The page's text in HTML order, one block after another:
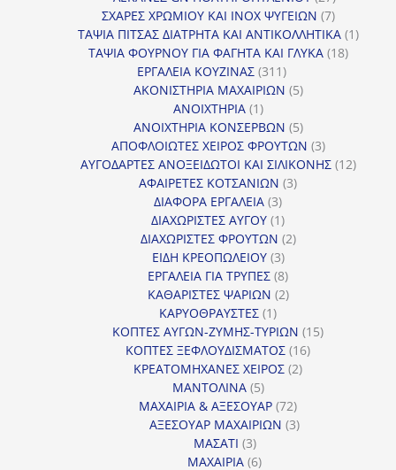
προϊόντα
ΣΧΑΡΕΣ ΧΡΩΜΙΟΥ ΚΑΙ INOX ΨΥΓΕΙΩΝ 77
προϊόντα
ΤΑΨΙΑ ΠΙΤΣΑΣ ΔΙΑΤΡΗΤΑ ΚΑΙ ΑΝΤΙΚΟΛΛΗΤΙΚΑ 11
ΤΑΨΙΑ ΦΟΥΡΝΟΥ ΓΙΑ ΦΑΓΗΤΑ ΚΑΙ ΓΛΥΚΑ 1818
ΕΡΓΑΛΕΙΑ ΚΟΥΖΙΝΑΣ 311311
προϊόντα
ΑΚΟΝΙΣΤΗΡΙΑ ΜΑΧΑΙΡΙΩΝ 55
ΑΝΟΙΧΤΗΡΙΑ 11
προϊόν
ΑΝΟΙΧΤΗΡΙΑ ΚΟΝΣΕΡΒΩΝ 55
προϊόντα
ΑΠΟΦΛΟΙΩΤΕΣ ΧΕΙΡΟΣ ΦΡΟΥΤΩΝ 33
προϊόντα
ΑΥΓΟΔΑΡΤΕΣ ΑΝΟΞΕΙΔΩΤΟΙ ΚΑΙ ΣΙΛΙΚΟΝΗΣ 1212
ΑΦΑΙΡΕΤΕΣ ΚΟΤΣΑΝΙΩΝ 33
ΔΙΑΦΟΡΑ ΕΡΓΑΛΕΙΑ 33
προϊόντα
ΔΙΑΧΩΡΙΣΤΕΣ ΑΥΓΟΥ 11
προϊόν
ΔΙΑΧΩΡΙΣΤΕΣ ΦΡΟΥΤΩΝ 22
ΕΙΔΗ ΚΡΕΟΠΩΛΕΙΟΥ 33
προϊόντα
ΕΡΓΑΛΕΙΑ ΓΙΑ ΤΡΥΠΕΣ 88
προϊόντα
ΚΑΘΑΡΙΣΤΕΣ ΨΑΡΙΩΝ 22
ΚΑΡΥΟΘΡΑΥΣΤΕΣ 11
προϊόν
ΚΟΠΤΕΣ ΑΥΓΩΝ-ΖΥΜΗΣ-ΤΥΡΙΩΝ 1515
ΚΟΠΤΕΣ ΞΕΦΛΟΥΔΙΣΜΑΤΟΣ 1616
ΚΡΕΑΤΟΜΗΧΑΝΕΣ ΧΕΙΡΟΣ 22
ΜΑΝΤΟΛΙΝΑ 55
προϊόντα
ΜΑΧΑΙΡΙΑ & ΑΞΕΣΟΥΑΡ 7272
προϊόντα
ΑΞΕΣΟΥΑΡ ΜΑΧΑΙΡΙΩΝ 33
ΜΑΣΑΤΙ 33
προϊόντα
ΜΑΧΑΙΡΙΑ 66